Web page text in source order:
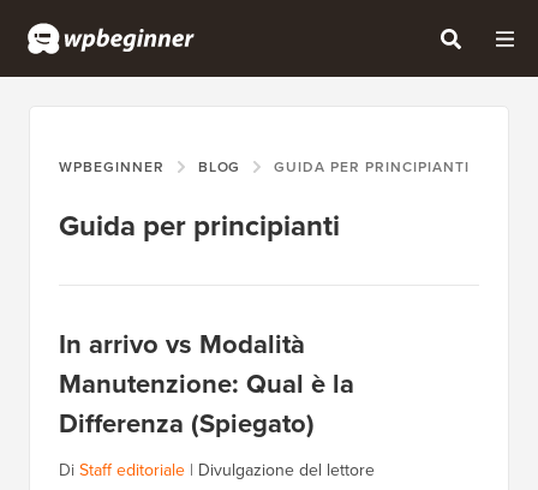
WPBEGINNER BLOG GUIDA PER PRINCIPIANTI
Guida per principianti
In arrivo vs Modalità
Manutenzione: Qual è la
Differenza (Spiegato)
DiStaff editoriale | Divulgazione del lettore